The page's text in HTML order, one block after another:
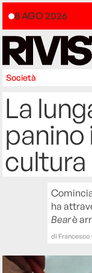
8 AGO 2026
Società
La
panino
cultura
ha
Bearè
di Francesco